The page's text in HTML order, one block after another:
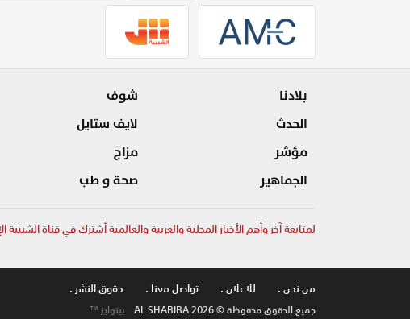
بلادنا
الحدث
مؤشر
الجماهير
شوف
لايف ستايل
مزاج
صحة و طب
لمتابعة آخر وأهم الأخبار المحلية والعربية والعالمية أشترك في قناة الشبيبة
من نحن .
للاعلان . تواصل معنا . حقوق النشر .
جميع الحقوق محفوظة © AL SHABIBA 2026 بيتوايز ™